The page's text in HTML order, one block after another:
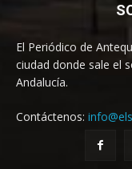
El Periódico de
ciudad donde sale el
Andalucía.
Contáctenos: